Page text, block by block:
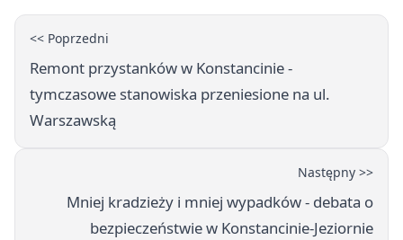
<< Poprzedni
Remont przystanków w Konstancinie -
tymczasowe stanowiska przeniesione na ul.
Warszawską
Następny >>
Mniej kradzieży i mniej wypadków - debata o
bezpieczeństwie w Konstancinie-Jeziornie